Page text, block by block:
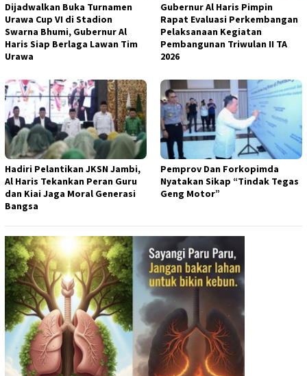
Dijadwalkan Buka Turnamen
Urawa Cup VI di Stadion
Swarna Bhumi, Gubernur Al
Haris Siap Berlaga Lawan Tim
Urawa
Gubernur Al Haris Pimpin
Rapat Evaluasi Perkembangan
Pelaksanaan Kegiatan
Pembangunan Triwulan II TA
2026
Hadiri Pelantikan JKSN Jambi,
Al Haris Tekankan Peran Guru
dan Kiai Jaga Moral Generasi
Bangsa
Pemprov Dan Forkopimda
Nyatakan Sikap “Tindak Tegas
Geng Motor”